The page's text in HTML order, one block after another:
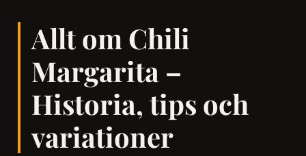
Allt om Chili
Margarita –
Historia, tips och
variationer